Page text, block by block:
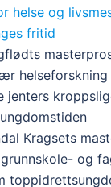
helse og
fritid
helseforskning
jenters
Kragsets
og